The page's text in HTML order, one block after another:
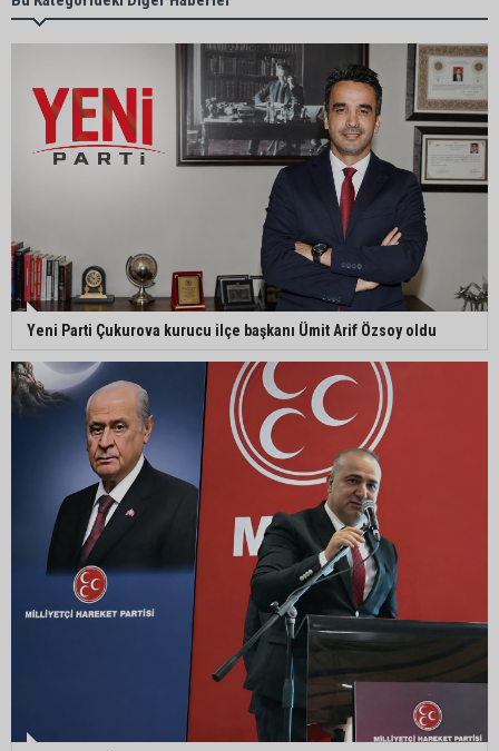
duyarlılık çağrısı
MHP Adana İl Başkanı Hakan Yıldırım:
“Liderimize dil uzatmak sizin haddinize değildir”
Adanalı 13 yaşındaki Ela Nur şelalede hayatını
Adanalı NASA astronotu Deniz Burnham uzaya
Kozan’da üreticilere yangın ve anız uyarısı
Ceyhan’da yağlık ayçiçeği hasadı başladı
Yeni Parti Çukurova kurucu ilçe başkanı Ümit Arif Özsoy oldu